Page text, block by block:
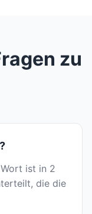
zu
Wort ist in 2
die die